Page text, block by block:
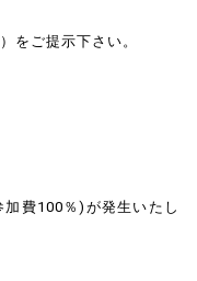
をご提示下さい。
費100％)が発生いたし